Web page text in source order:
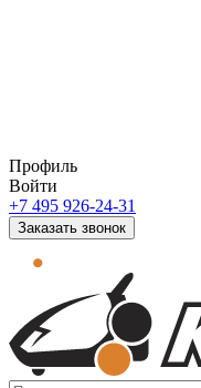
Профиль
Войти
+7 495 926-24-31
Заказать звонок